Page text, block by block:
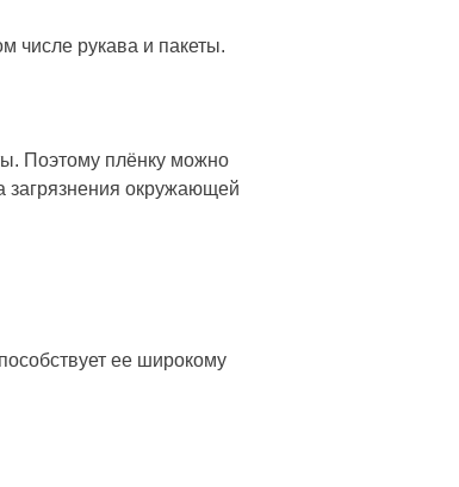
числе рукава и пакеты.
Поэтому плёнку можно
загрязнения окружающей
ее широкому